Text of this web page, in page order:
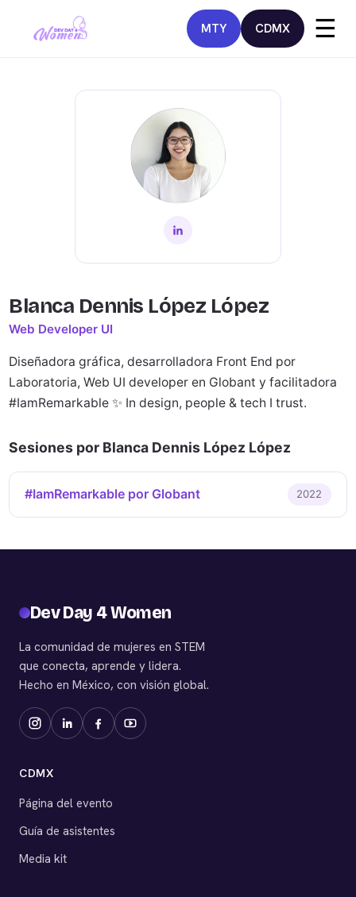
MTY CDMX ☰
Blanca Dennis López López
Web Developer UI
Diseñadora gráfica, desarrolladora Front End por
Laboratoria, Web UI developer en Globant y facilitadora
#IamRemarkable ✨ In design, people & tech I trust.
Sesiones por Blanca Dennis López López
#IamRemarkable por Globant 2022
Dev Day 4 Women
La comunidad de mujeres en STEM
que conecta, aprende y lidera.
Hecho en México, con visión global.
CDMX
Página del evento
Guía de asistentes
Media kit